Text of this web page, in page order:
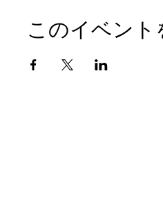
このイベント